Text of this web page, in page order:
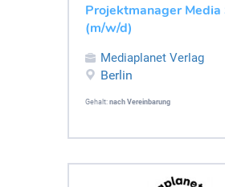
Projektmanager Media
(m/w/d)
Mediaplanet Verlag
Berlin
Gehalt: nach Vereinbarung